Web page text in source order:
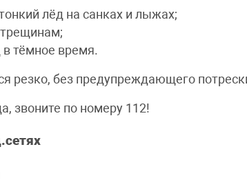
лёд на санках и лыжах;
в тёмное время.
резко, без предупреждающего
звоните по номеру 112!